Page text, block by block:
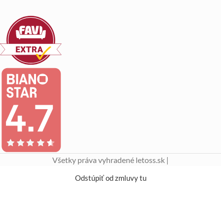
Všetky práva vyhradené letoss.sk |
Odstúpiť od zmluvy tu